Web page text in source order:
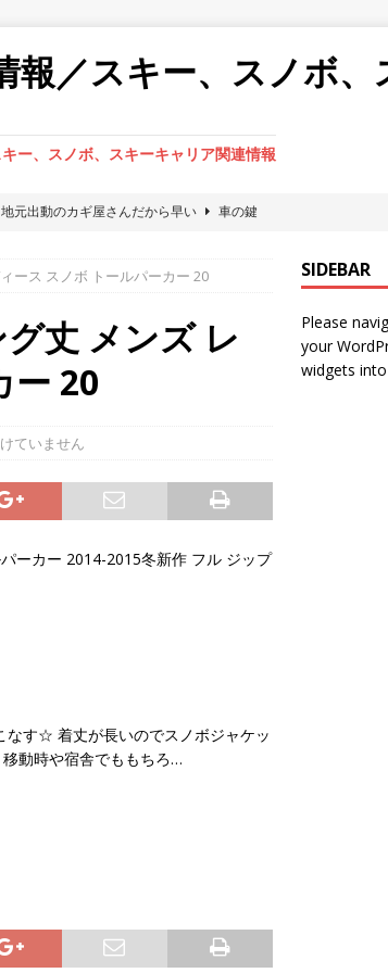
報／スキー、スノボ
ー、スノボ、スキーキャリア関連情報
元出動のカギ屋さんだから早い
車の鍵
屋へお任せ下さい。
車の鍵紛失
から現場作業が早い鍵屋へお任せ下さ
っぱり地元カギ屋へ直依頼が一番いい
ース スノボ トールパーカー 20
丈 メンズ レ
ー 20
ていません
ーカー 2014-2015冬新作 フル ジップ
なす☆ 着丈が長いのでスノボジャケッ
移動時や宿舎でももちろ…
SIDEBAR
Please
your
widgets